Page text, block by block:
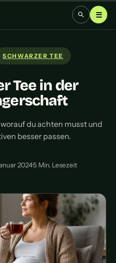
☰
SCHWARZER TEE
Tee in der
du achten musst und
besser passen.
2024·5 Min. Lesezeit